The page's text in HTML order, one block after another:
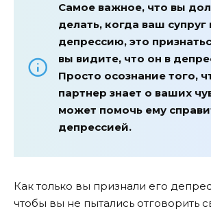
Самое важное, что вы
делать, когда ваш
депрессию, это
вы видите, что он в
Просто осознание того,
партнер знает о ваших
может помочь ему
депрессией.
Как только вы признали его
чтобы вы не пытались отговорить